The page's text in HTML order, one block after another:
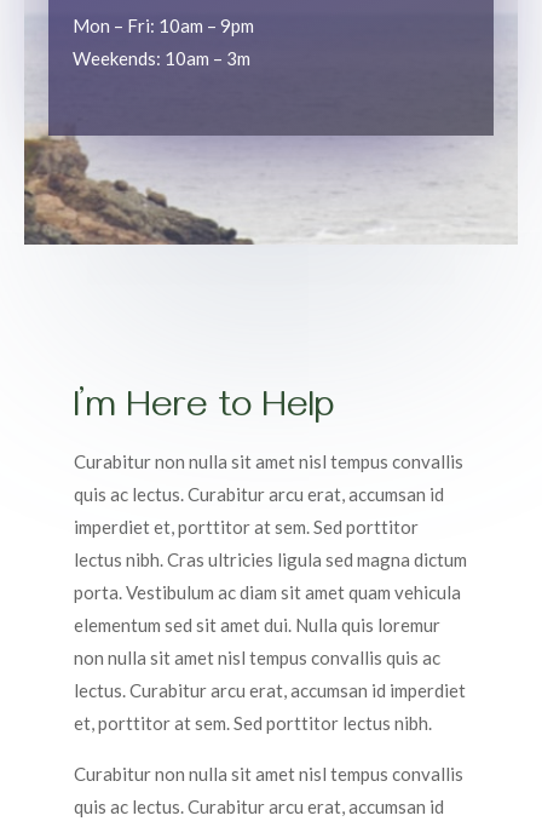
Mon – Fri: 10am – 9pm
Weekends: 10am – 3m
I’m Here to Help
Curabitur non nulla sit amet nisl tempus convallis
quis ac lectus. Curabitur arcu erat, accumsan id
imperdiet et, porttitor at sem. Sed porttitor
lectus nibh. Cras ultricies ligula sed magna dictum
porta. Vestibulum ac diam sit amet quam vehicula
elementum sed sit amet dui. Nulla quis loremur
non nulla sit amet nisl tempus convallis quis ac
lectus. Curabitur arcu erat, accumsan id imperdiet
et, porttitor at sem. Sed porttitor lectus nibh.
Curabitur non nulla sit amet nisl tempus convallis
quis ac lectus. Curabitur arcu erat, accumsan id